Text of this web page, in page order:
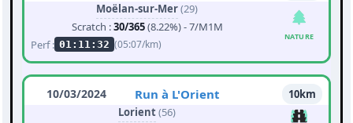
Moëlan-sur-Mer(29)
Scratch :30/365(8.22%) - 7/M1M
Perf : 01:11:32 (05:07/km)
NATURE
10/03/2024 Run à L'Orient
10km
Lorient(56)